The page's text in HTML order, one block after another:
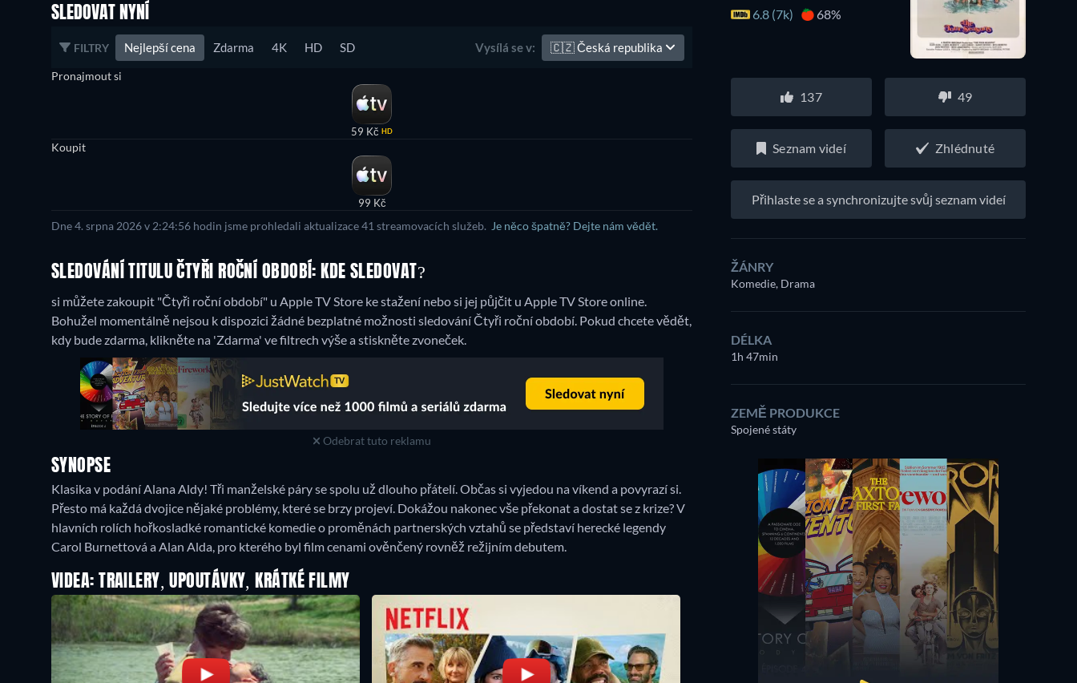
SLEDOVAT NYNÍ
FILTRY Nejlepší cena Zdarma 4K HD SD Vysílá se v: 🇨🇿Česká republika
Pronajmout si
59 Kč HD
Koupit
99 Kč
Dne 4. srpna 2026 v 2:24:56 hodin jsme prohledali aktualizace 41 streamovacích služeb. Je něco špatně? Dejte nám vědět.
SLEDOVÁNÍ TITULU ČTYŘI ROČNÍ OBDOBÍ: KDE SLEDOVAT?
si můžete zakoupit "Čtyři roční období" u Apple TV Store ke stažení nebo si jej půjčit u Apple TV Store online.
Bohužel momentálně nejsou k dispozici žádné bezplatné možnosti sledování Čtyři roční období. Pokud chcete vědět,
kdy bude zdarma, klikněte na 'Zdarma' ve filtrech výše a stiskněte zvoneček.
Odebrat tuto reklamu
SYNOPSE
Klasika v podání Alana Aldy! Tři manželské páry se spolu už dlouho přátelí. Občas si vyjedou na víkend a povyrazí si.
Přesto má každá dvojice nějaké problémy, které se brzy projeví. Dokážou nakonec vše překonat a dostat se z krize? V
hlavních rolích hořkosladké romantické komedie o proměnách partnerských vztahů se představí herecké legendy
Carol Burnettová a Alan Alda, pro kterého byl film cenami ověnčený rovněž režijním debutem.
VIDEA: TRAILERY, UPOUTÁVKY, KRÁTKÉ FILMY
6.8 (7k)
68%
137 49
Seznam videí Zhlédnuté
Přihlaste se a synchronizujte svůj seznam videí
ŽÁNRY
Komedie, Drama
DÉLKA
1h 47min
ZEMĚ PRODUKCE
Spojené státy